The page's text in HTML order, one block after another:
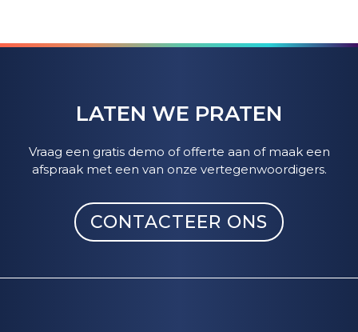
LATEN WE PRATEN
Vraag een gratis demo of offerte aan of maak een
afspraak met een van onze vertegenwoordigers.
CONTACTEER ONS